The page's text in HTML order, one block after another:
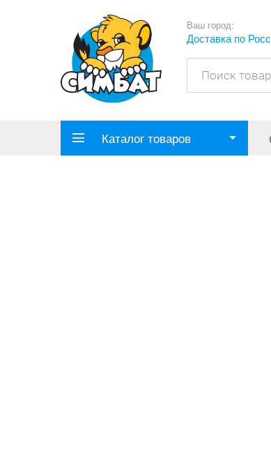
Ваш город:
Доставка по
Каталог товаров